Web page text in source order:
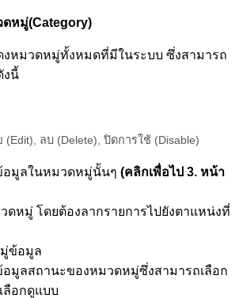
หมู่(Category)
หมวดหมู่ทั้งหมดที่มีในระบบ ซึ่งสามารถ
งนี้
ลบ (Delete), ปิดการใช้ (Disable)
อมูลในหมวดหมู่นั้นๆ (คลิกเพื่อไป 3. หน้า
ดหมู่ โดยต้องลากรายการไปยังตาแหน่งที่
ข้อมูล
อมูลสถานะของหมวดหมู่ซึ่งสามารถเลือก
ลือกดูแบบ